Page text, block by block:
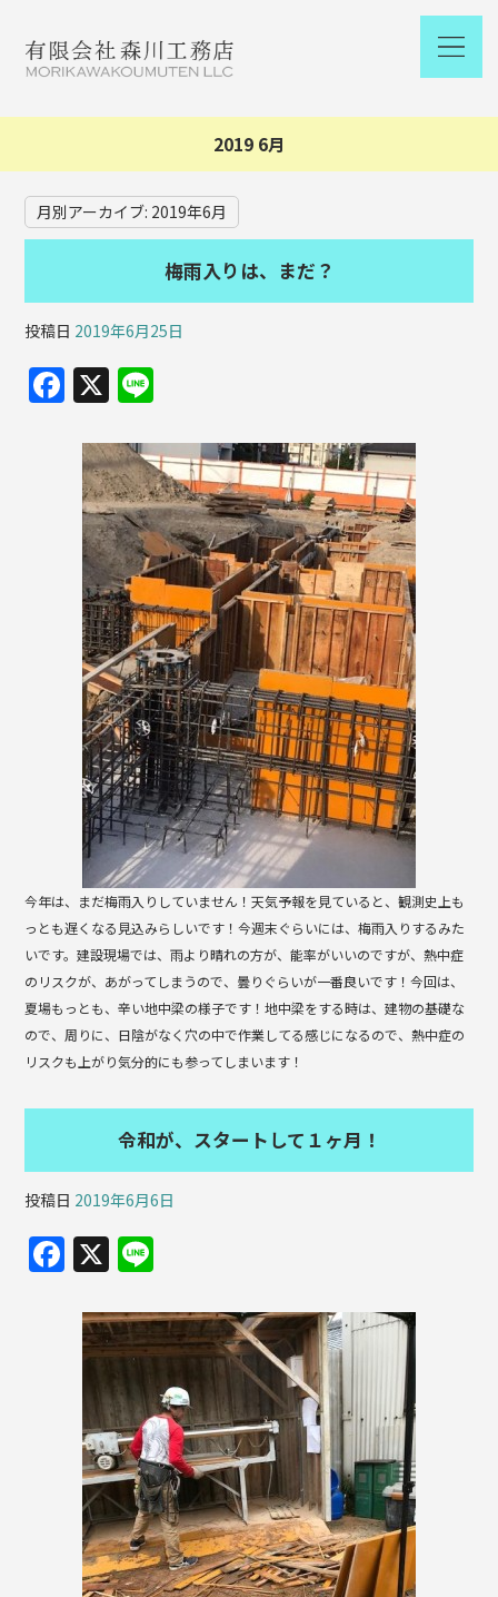
2019 6月
月別アーカイブ: 2019年6月
梅雨入りは、まだ？
投稿日 2019年6月25日
F
a
c
e
b
o
o
k
X
e
今年は、まだ梅雨入りしていません！天気予報を見ていると、観測史上も
っとも遅くなる見込みらしいです！今週末ぐらいには、梅雨入りするみた
いです。建設現場では、雨より晴れの方が、能率がいいのですが、熱中症
のリスクが、あがってしまうので、曇りぐらいが一番良いです！今回は、
夏場もっとも、辛い地中梁の様子です！地中梁をする時は、建物の基礎な
ので、周りに、日陰がなく穴の中で作業してる感じになるので、熱中症の
リスクも上がり気分的にも参ってしまいます！
令和が、スタートして１ヶ月！
投稿日 2019年6月6日
F
a
c
e
b
o
o
k
X
e